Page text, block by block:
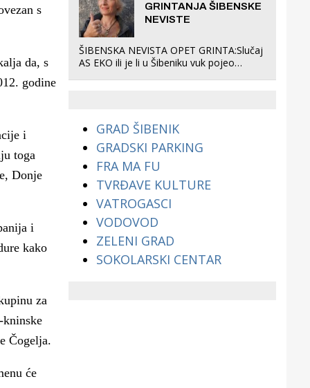
s
da, s
godine
i
toga
Donje
i
kako
za
kninske
Čogelja.
će
GRINTANJA ŠIBENSKE
NEVISTE
ŠIBENSKA NEVISTA OPET GRINTA:Slučaj
AS EKO ili je li u Šibeniku vuk pojeo
GRAD ŠIBENIK
GRADSKI PARKING
FRA MA FU
TVRĐAVE KULTURE
VATROGASCI
VODOVOD
ZELENI GRAD
SOKOLARSKI CENTAR